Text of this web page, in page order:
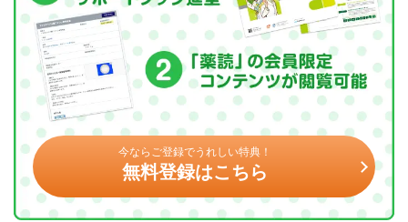
今ならご登録でうれしい特典！
無料登録はこちら